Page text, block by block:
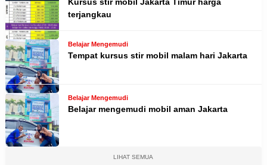
Kursus stir mobil Jakarta Timur harga
terjangkau
Belajar Mengemudi
Tempat kursus stir mobil malam hari Jakarta
Belajar Mengemudi
Belajar mengemudi mobil aman Jakarta
LIHAT SEMUA